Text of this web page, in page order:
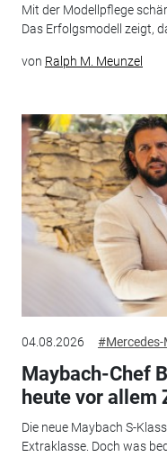
Mit der Modellpflege
Das Erfolgsmodell zeigt,
von Ralph M. Meunzel
04.08.2026
Maybach-Chef
heute vor allem
Die neue Maybach S-
Extraklasse. Doch was